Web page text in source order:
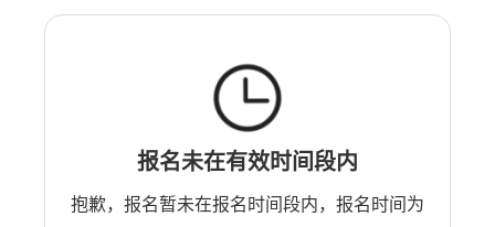
报名未在有效时间段内
抱歉，报名暂未在报名时间段内，报名时间为